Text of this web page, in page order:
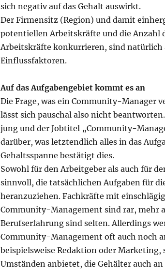
sich negativ auf das Gehalt auswirkt.
Der Firmensitz (Region) und damit
potentiellen Arbeitskräfte und die Anzahl
Arbeitskräfte konkurrieren, sind natürlich
Einflussfaktoren.
Auf das Aufgabengebiet kommt es an
Die Frage, was ein Community-Manager
lässt sich pauschal also nicht
jung und der Jobtitel „Community-
darüber, was letztendlich alles in das
Gehaltsspanne bestätigt dies.
Sowohl für den Arbeitgeber als auch für
sinnvoll, die tatsächlichen Aufgaben für
heranzuziehen. Fachkräfte mit
Community-Management sind rar, mehr
Berufserfahrung sind selten. Allerdings
Community-Management oft auch noch
beispielsweise Redaktion oder Marketing,
Umständen anbietet, die Gehälter auch